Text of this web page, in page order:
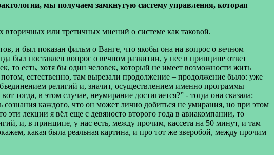
мы получаем замкнутую систему управления, которая
вторичных или третичных мнений о системе как таковой.
и был показан фильм о Ванге, что якобы она на вопрос о вечном
был поставлен вопрос о вечном развитии, у нее в принципе ответ
то есть, хотя бы один человек, который не имеет возможности жить
естественно, там вырезали продолжение – продолжение было: уже
религий и, значит, осуществлением именно программы
тогда, в этом случае, неумирание достигается?” - тогда она сказала:
каждого, что он может лично добиться не умирания, но при этом
эти лекции я вёл еще с девяносто второго года в авиакомпании, то
и, в принципе, у нас есть, между прочим, кассета на 50 минут, и там
какая была реальная картина, и про тот же зверобой, между прочим